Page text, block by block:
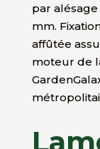
par
mm.
affûtée
moteur de